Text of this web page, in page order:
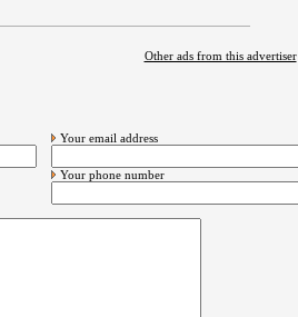
Other ads from this advertiser
Your email address
Your phone number